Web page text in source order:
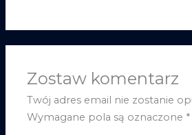
Zostaw komentarz
Twój adres email nie zostanie
Wymagane pola są oznaczone *